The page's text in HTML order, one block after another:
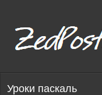
Уроки паскаль